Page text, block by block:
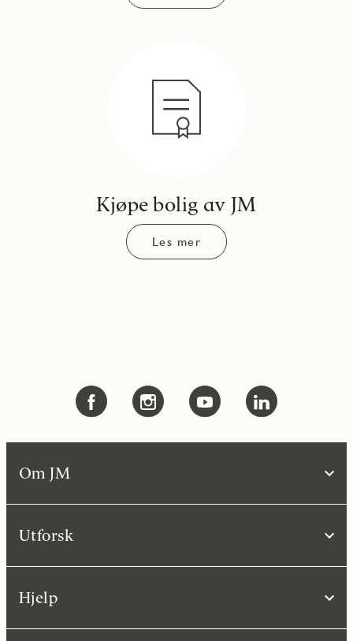
Kjøpe bolig av JM
Les mer
Om JM
Utforsk
Hjelp